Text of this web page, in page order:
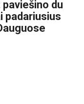
du
padariusius